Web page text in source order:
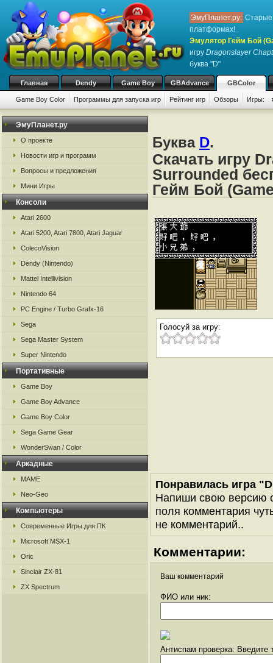
ЭмуПланет.ру: Старые
платформах!
Эмулятор Гейм Бой
игру Dragonslayer
буква "D"
Главная Dendy Game Boy GBAdvance GBColor
Game Boy Color Программы для запуска игр Рейтинг игр Обзоры Игры:
ЭмуПланет.ру
О проекте
Новости игр и программ
Вопросы и предложения
Мини Игры
Консоли
Atari 2600
Atari 5200, Atari 7800, Atari Jaguar
ColecoVision
Dendy (Nintendo)
Mattel Intellivision
Nintendo 64
PC Engine / Turbo Grafx-16
Sega
Sega Master System
Super Nintendo
Портативные
Game Boy
Game Boy Advance
Game Boy Color
Sega Game Gear
WonderSwan / Color
Аркадные
MAME
Neo-Geo
Компьютеры
Современные Игры для ПК
Microsoft MSX-1
Oric
Sinclair ZX-81
ZX Spectrum
Буква D.
Скачать игру
Surrounded
Гейм Бой
Голосуй за игру:
Понравилась игра
Напиши свою версию
поля комментария
не комментарий..
Комментарии:
Ваш комментарий
ФИО или ник:
Антиспам проверка: Введите